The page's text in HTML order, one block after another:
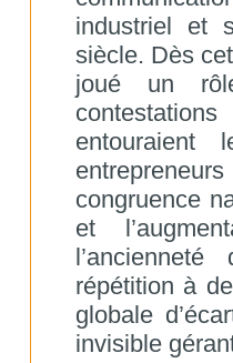
industriel et
siècle. Dès
joué un
entouraient
congruence
et
répétition à
globale
invisible